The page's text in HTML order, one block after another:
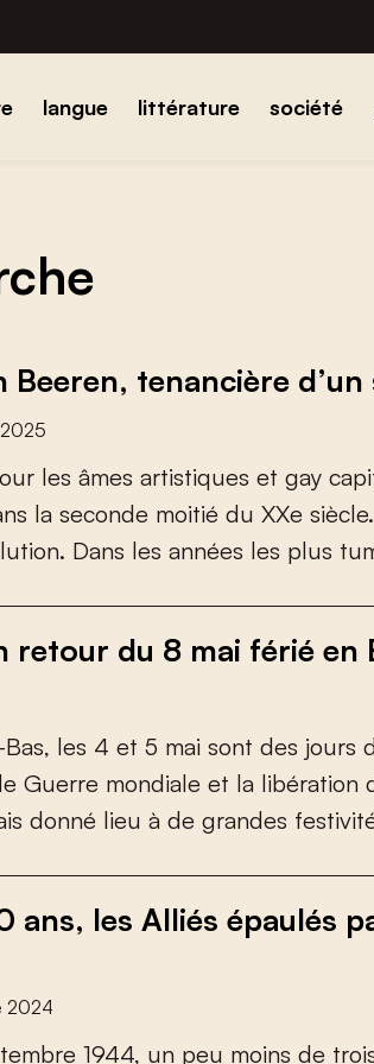
langue littérature société
Beeren, tenancière
our les âmes artistiques et gay capi
ns la seconde moitié du XXe siècle.
lution. Dans les années les plus tu
retour du 8 mai férié en
Bas, les 4 et 5 mai sont des jours
e Guerre mondiale et la libération
is donné lieu à de grandes festivit
ans, les Alliés épaulés
2024
tembre 1944, un peu moins de troi